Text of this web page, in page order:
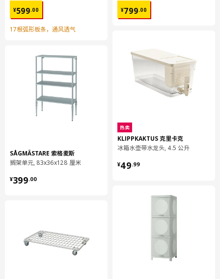
¥599.00
¥ 599.00
17根弧形板条，通风透气
SÅGMÄSTARE 索格麦斯
搁架单元, 83x36x128 厘米
¥399.00
¥ 399.00
¥799.00
¥ 799.00
热卖
KLIPPKAKTUS 克里卡克
冰箱水壶带水龙头, 4.5 公升
¥49.99
¥ 49.99